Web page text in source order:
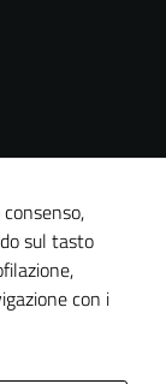
sul tasto
con i